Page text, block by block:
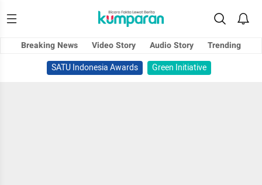
Breaking News Video Story Audio Story
Trending
SATU Indonesia Awards
Green Initiative